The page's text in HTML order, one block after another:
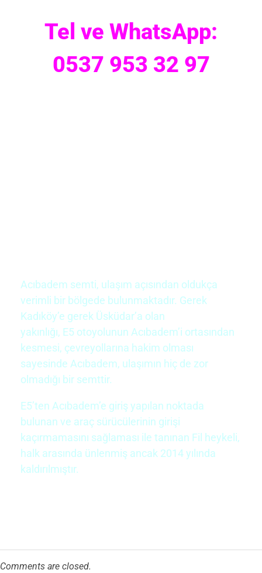
Tel ve WhatsApp:
0537 953 32 97
Acıbadem semti, ulaşım açısından oldukça
verimli bir bölgede bulunmaktadır. Gerek
Kadıköy’e gerek Üsküdar’a olan
yakınlığı, E5 otoyolunun Acıbadem’i ortasından
kesmesi, çevreyollarına hakim olması
sayesinde Acıbadem, ulaşımın hiç de zor
olmadığı bir semttir.
E5’ten Acıbadem’e giriş yapılan noktada
bulunan ve araç sürücülerinin girişi
kaçırmamasını sağlaması ile tanınan Fil heykeli,
halk arasında ünlenmiş ancak 2014 yılında
kaldırılmıştır.
Comments are closed.